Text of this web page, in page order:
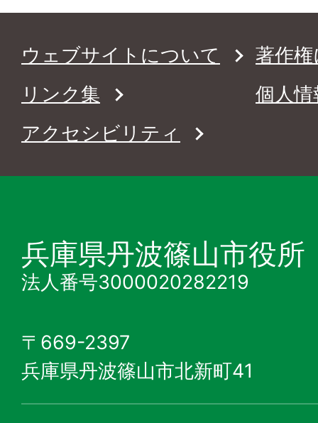
ウェブサイトについて
著作
リンク集
個人
アクセシビリティ
兵庫県丹波篠山市役所
法人番号3000020282219
〒669-2397
兵庫県丹波篠山市北新町41